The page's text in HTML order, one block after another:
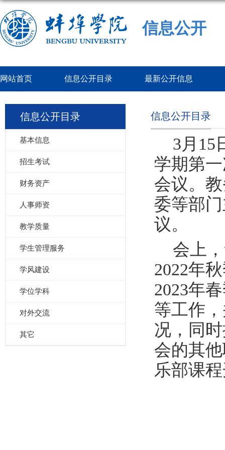
信息公开
网站首页 信息公开目录 最新公开信息
信息公开目录
基本信息
招生考试
财务资产
人事师资
教学质量
学生管理服务
学风建设
学位学科
对外交流
其它
信息公开目录
3月 15
学期第
会议。
委等部
议。
会上
2022年
2023年
等工作
况，同
会的其
乐部课